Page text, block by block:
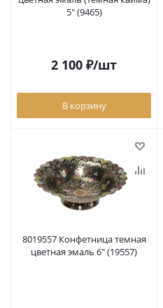
5" (9465)
2 100 ₽/шт
В корзину
8019557 Конфетница темная
цветная эмаль 6" (19557)